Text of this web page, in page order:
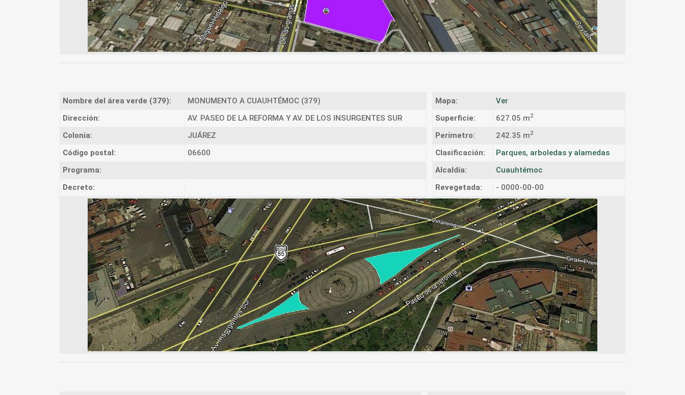
Nombre del área verde (379): MONUMENTO A CUAUHTÉMOC (379) Mapa:
Ver
Dirección:
AV. PASEO DE LA REFORMA Y AV. DE LOS INSURGENTES SUR Superficie: 627.05 m2
Colonia: JUÁREZ Perímetro: 242.35 m2
Código postal: 06600 Clasificación:
Parques, arboledas y alamedas
Programa:
Alcaldía:
Cuauhtémoc
Decreto:
Revegetada: - 0000-00-00